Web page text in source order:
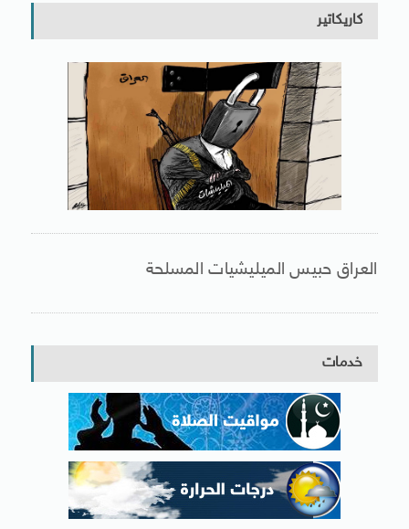
كاريكاتير
العراق حبيس الميليشيات المسلحة
خدمات